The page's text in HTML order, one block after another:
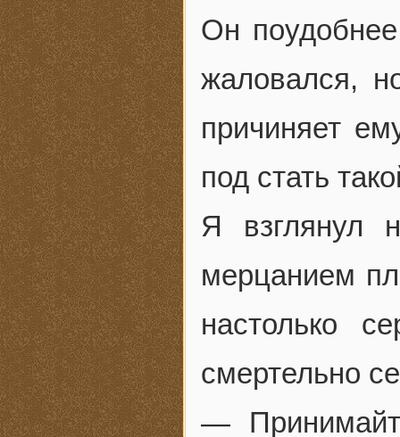
Он
жаловался,
причиняет
под стать
Я взглянул
мерцанием
настолько
смертельно
—